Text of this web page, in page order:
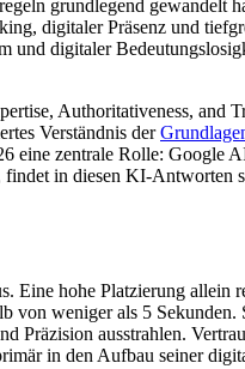
grundlegend gewandelt
digitaler Präsenz und
und digitaler
Authoritativeness, and
Verständnis der
eine zentrale Rolle: Google
in diesen KI-Antworten
Eine hohe Platzierung allein
von weniger als 5
Präzision ausstrahlen.
in den Aufbau seiner